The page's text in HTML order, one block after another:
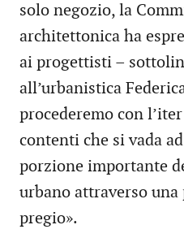
solo negozio, la
architettonica ha
ai progettisti –
all’urbanistica
procederemo con
contenti che si vada
porzione importante
urbano attraverso
pregio».